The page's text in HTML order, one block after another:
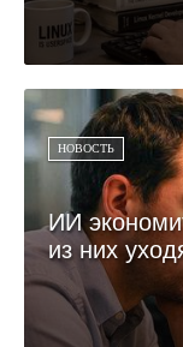
НОВОСТЬ
ИИ
из них